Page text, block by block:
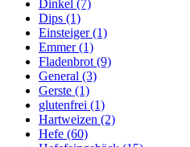
Dinkel (7)
Dips (1)
Einsteiger(1)
Emmer(1)
Fladenbrot (9)
General (3)
Gerste (1)
glutenfrei (1)
Hartweizen (2)
Hefe (60)